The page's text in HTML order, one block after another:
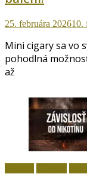
25. februára 202610.
Mini cigary sa vo
pohodlná
až